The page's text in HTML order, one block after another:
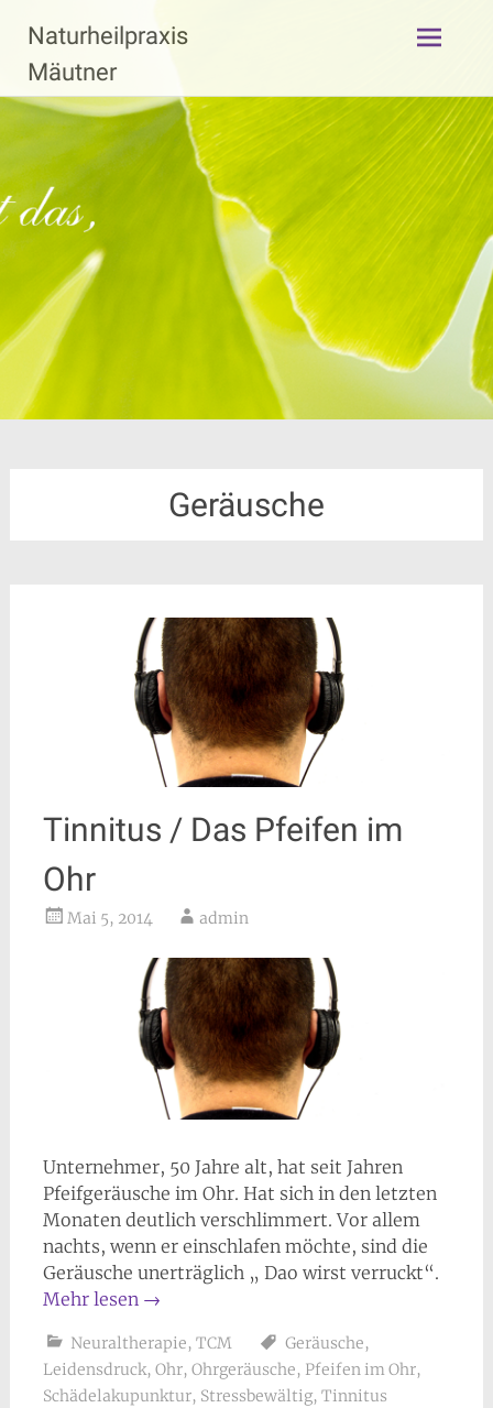
Inhalt
springen
Naturheilpraxis
Mäutner
Geräusche
Tinnitus / Das Pfeifen im
Ohr
Mai 5, 2014 admin
Unternehmer, 50 Jahre alt, hat seit Jahren
Pfeifgeräusche im Ohr. Hat sich in den letzten
Monaten deutlich verschlimmert. Vor allem
nachts, wenn er einschlafen möchte, sind die
Geräusche unerträglich „ Dao wirst verruckt“.
Mehr lesen →
Neuraltherapie, TCM Geräusche,
Leidensdruck, Ohr, Ohrgeräusche, Pfeifen im Ohr,
Schädelakupunktur, Stressbewältig, Tinnitus